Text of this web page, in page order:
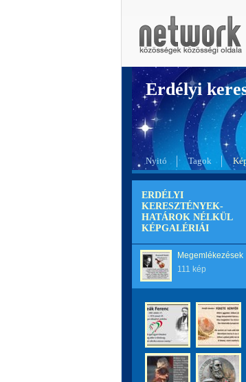
Erdélyi
Nyitó Tagok
ERDÉLYI
KERESZTÉNYEK-
HATÁROK NÉLKÜL
KÉPGALÉRIÁI
Megemlékezések
111 kép